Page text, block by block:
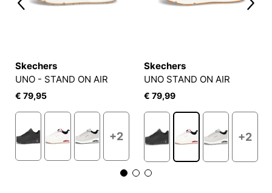
Skechers
UNO - STAND ON AIR
€ 79,95
+2
Skechers
UNO STAND ON AIR
€ 79,99
+2